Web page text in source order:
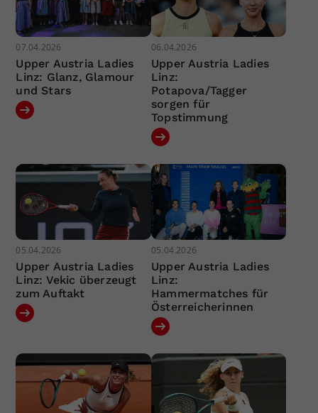
07.04.2026
Upper Austria Ladies
Linz: Glanz, Glamour
und Stars
06.04.2026
Upper Austria Ladies
Linz:
Potapova/Tagger
sorgen für
Topstimmung
05.04.2026
Upper Austria Ladies
Linz: Vekic überzeugt
zum Auftakt
05.04.2026
Upper Austria Ladies
Linz:
Hammermatches für
Österreicherinnen